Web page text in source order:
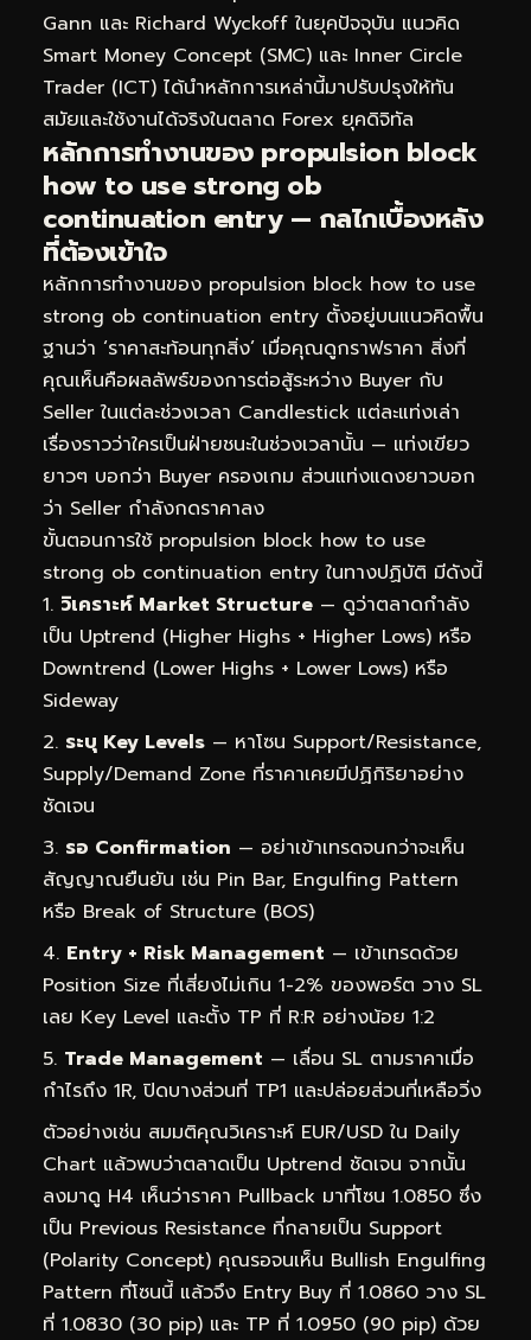
Gann และ Richard Wyckoff ในยุคปัจจุบัน แนวคิด
Smart Money Concept (SMC) และ Inner Circle
Trader (ICT) ได้นำหลักการเหล่านี้มาปรับปรุงให้ทัน
สมัยและใช้งานได้จริงในตลาด Forex ยุคดิจิทัล
หลักการทำงานของ propulsion block
how to use strong ob
continuation entry — กลไกเบื้องหลัง
ที่ต้องเข้าใจ
หลักการทำงานของ propulsion block how to use
strong ob continuation entry ตั้งอยู่บนแนวคิดพื้น
ฐานว่า ‘ราคาสะท้อนทุกสิ่ง’ เมื่อคุณดูกราฟราคา สิ่งที่
คุณเห็นคือผลลัพธ์ของการต่อสู้ระหว่าง Buyer กับ
Seller ในแต่ละช่วงเวลา Candlestick แต่ละแท่งเล่า
เรื่องราวว่าใครเป็นฝ่ายชนะในช่วงเวลานั้น — แท่งเขียว
ยาวๆ บอกว่า Buyer ครองเกม ส่วนแท่งแดงยาวบอก
ว่า Seller กำลังกดราคาลง
ขั้นตอนการใช้ propulsion block how to use
strong ob continuation entry ในทางปฏิบัติ มีดังนี้
วิเคราะห์ Market Structure — ดูว่าตลาดกำลัง
เป็น Uptrend (Higher Highs + Higher Lows) หรือ
Downtrend (Lower Highs + Lower Lows) หรือ
Sideway
ระบุ Key Levels — หาโซน Support/Resistance,
Supply/Demand Zone ที่ราคาเคยมีปฏิกิริยาอย่าง
ชัดเจน
รอ Confirmation — อย่าเข้าเทรดจนกว่าจะเห็น
สัญญาณยืนยัน เช่น Pin Bar, Engulfing Pattern
หรือ Break of Structure (BOS)
Entry + Risk Management — เข้าเทรดด้วย
Position Size ที่เสี่ยงไม่เกิน 1-2% ของพอร์ต วาง SL
เลย Key Level และตั้ง TP ที่ R:R อย่างน้อย 1:2
Trade Management — เลื่อน SL ตามราคาเมื่อ
กำไรถึง 1R, ปิดบางส่วนที่ TP1 และปล่อยส่วนที่เหลือวิ่ง
ตัวอย่างเช่น สมมติคุณวิเคราะห์ EUR/USD ใน Daily
Chart แล้วพบว่าตลาดเป็น Uptrend ชัดเจน จากนั้น
ลงมาดู H4 เห็นว่าราคา Pullback มาที่โซน 1.0850 ซึ่ง
เป็น Previous Resistance ที่กลายเป็น Support
(Polarity Concept) คุณรอจนเห็น Bullish Engulfing
Pattern ที่โซนนี้ แล้วจึง Entry Buy ที่ 1.0860 วาง SL
ที่ 1.0830 (30 pip) และ TP ที่ 1.0950 (90 pip) ด้วย